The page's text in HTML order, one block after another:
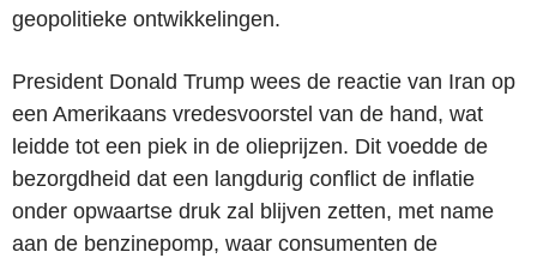
geopolitieke ontwikkelingen.
President Donald Trump wees de reactie van Iran op
een Amerikaans vredesvoorstel van de hand, wat
leidde tot een piek in de olieprijzen. Dit voedde de
bezorgdheid dat een langdurig conflict de inflatie
onder opwaartse druk zal blijven zetten, met name
aan de benzinepomp, waar consumenten de